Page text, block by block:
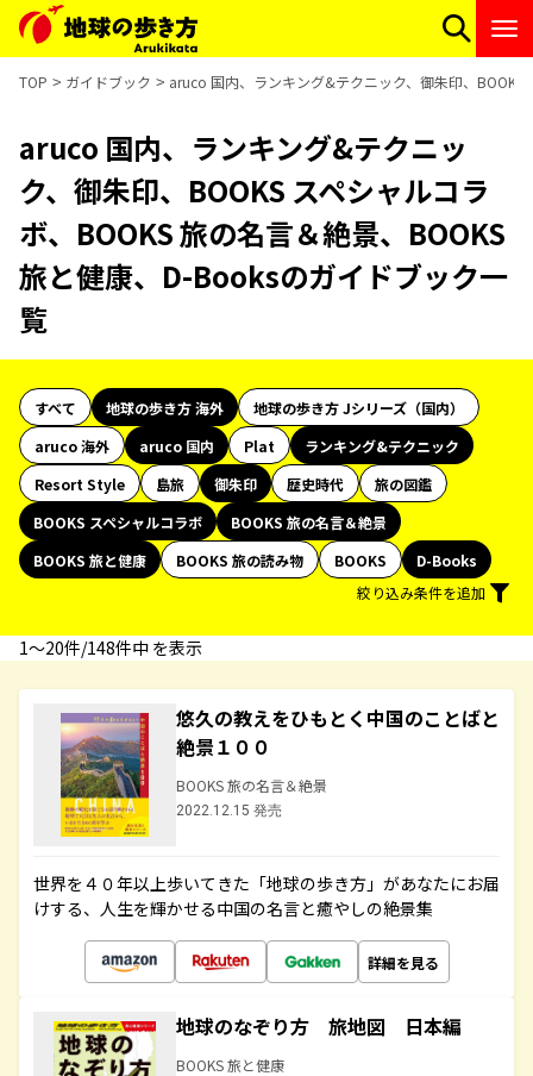
TOP ガイドブック aruco 国内、ランキング&テクニック、御朱印、
aruco 国内、ランキング&テクニッ
ク、御朱印、BOOKS スペシャルコラ
ボ、BOOKS 旅の名言＆絶景、BOOKS
旅と健康、D-Booksのガイドブック一
覧
すべて 地球の歩き方 海外
地球の歩き方 Jシリーズ（国内）
aruco 海外
aruco 国内 Plat
ランキング&テクニック
Resort Style
島旅 御朱印 歴史時代
旅の図鑑
BOOKS スペシャルコラボ
BOOKS 旅の名言＆絶景
BOOKS 旅と健康
BOOKS 旅の読み物 BOOKS
D-Books
絞り込み条件を追加
1〜20件/148件中 を表示
悠久の教えをひもとく中国のことばと
絶景１００
BOOKS 旅の名言＆絶景
2022.12.15 発売
世界を４０年以上歩いてきた「地球の歩き方」があなたにお届
けする、人生を輝かせる中国の名言と癒やしの絶景集
詳細を見る
地球のなぞり方 旅地図 日本編
BOOKS 旅と健康